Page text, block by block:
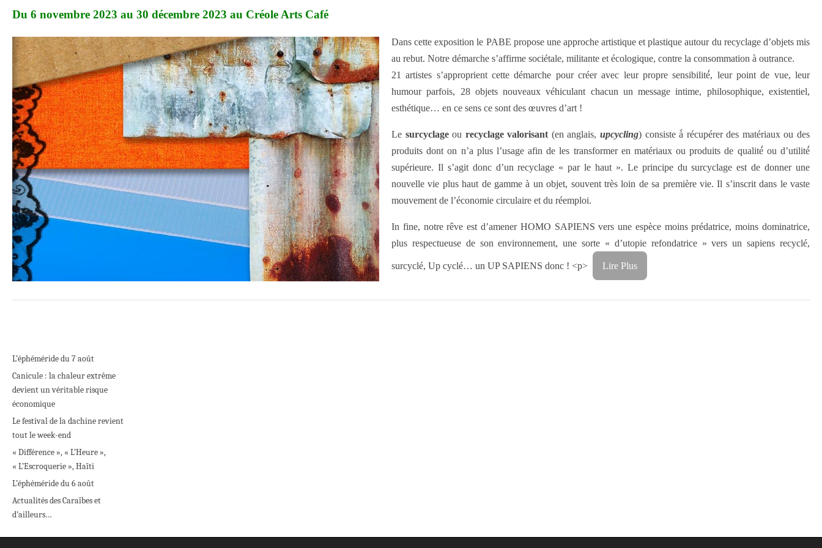
Du 6 novembre 2023 au 30 décembre 2023 au Créole Arts Café
Dans cette exposition le PABE propose une approche artistique et plastique autour du recyclage d’objets mis
au rebut. Notre démarche s’affirme sociétale, militante et écologique, contre la consommation à outrance.
21 artistes s’approprient cette démarche pour créer avec leur propre sensibilité́, leur point de vue, leur
humour parfois, 28 objets nouveaux véhiculant chacun un message intime, philosophique, existentiel,
esthétique… en ce sens ce sont des œuvres d’art !
Le surcyclageou recyclage valorisant (en anglais,upcycling) consiste à̀ récupérer des matériaux ou des
produits dont on n’a plus l’usage afin de les transformer en matériaux ou produits de qualité́ ou d’utilité́
supérieure. Il s’agit donc d’un recyclage « par le haut ». Le principe du surcyclage est de donner une
nouvelle vie plus haut de gamme à un objet, souvent très loin de sa première vie. Il s’inscrit dans le vaste
mouvement de l’économie circulaire et du réemploi.
In fine, notre rêve est d’amener HOMO SAPIENS vers une espèce moins prédatrice, moins dominatrice,
plus respectueuse de son environnement, une sorte « d’utopie refondatrice » vers un sapiens recyclé,
surcyclé, Up cyclé… un UP SAPIENS donc ! <p> Lire Plus
L’éphéméride du 7 août
Canicule : la chaleur extrême
devient un véritable risque
économique
Le festival de la dachine revient
tout le week-end
« Différence », « L’Heure »,
« L’Escroquerie », Haïti
L’éphéméride du 6 août
Actualités des Caraïbes et
d’ailleurs…